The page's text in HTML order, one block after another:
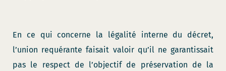
En ce qui concerne la légalité interne du décret,
l’union requérante faisait valoir qu’il ne garantissait
pas le respect de l’objectif de préservation de la